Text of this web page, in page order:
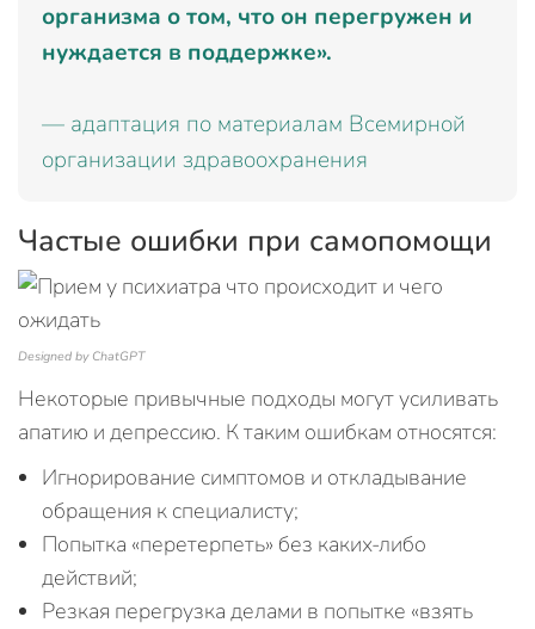
организма о том, что он перегружен и
нуждается в поддержке».
— адаптация по материалам Всемирной
организации здравоохранения
Частые ошибки при самопомощи
Designed by ChatGPT
Некоторые привычные подходы могут усиливать
апатию и депрессию. К таким ошибкам относятся:
Игнорирование симптомов и откладывание
обращения к специалисту;
Попытка «перетерпеть» без каких-либо
действий;
Резкая перегрузка делами в попытке «взять